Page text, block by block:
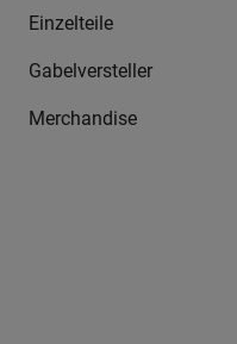
Einzelteile
Gabelversteller
Merchandise